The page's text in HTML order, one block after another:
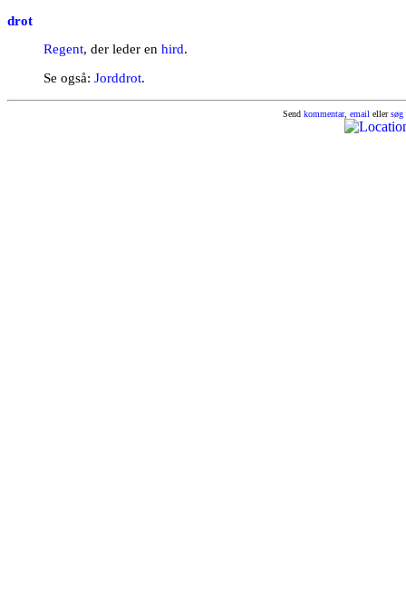
drot
Regent, der leder en hird.
Se også: Jorddrot.
Send kommentar, email ellersøg